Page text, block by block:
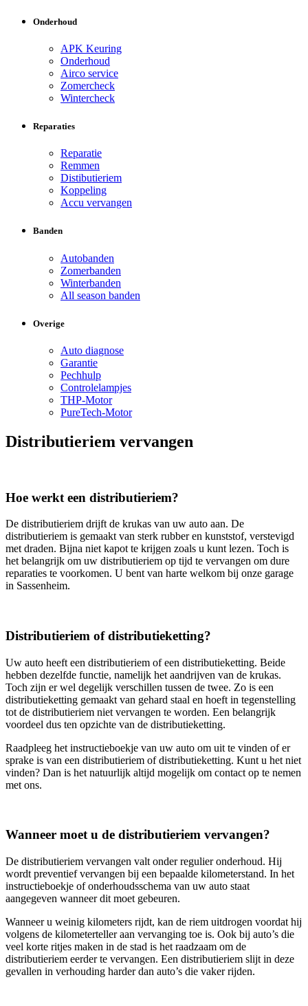
Onderhoud
APK Keuring
Onderhoud
Airco service
Zomercheck
Wintercheck
Reparaties
Reparatie
Remmen
Distibutieriem
Koppeling
Accu vervangen
Banden
Autobanden
Zomerbanden
Winterbanden
All season banden
Overige
Auto diagnose
Garantie
Pechhulp
Controlelampjes
THP-Motor
PureTech-Motor
Distributieriem vervangen
Hoe werkt een distributieriem?
De distributieriem drijft de krukas van uw auto aan. De
distributieriem is gemaakt van sterk rubber en kunststof, verstevigd
met draden. Bijna niet kapot te krijgen zoals u kunt lezen. Toch is
het belangrijk om uw distributieriem op tijd te vervangen om dure
reparaties te voorkomen. U bent van harte welkom bij onze garage
in Sassenheim.
Distributieriem of distributieketting?
Uw auto heeft een distributieriem of een distributieketting. Beide
hebben dezelfde functie, namelijk het aandrijven van de krukas.
Toch zijn er wel degelijk verschillen tussen de twee. Zo is een
distributieketting gemaakt van gehard staal en hoeft in tegenstelling
tot de distributieriem niet vervangen te worden. Een belangrijk
voordeel dus ten opzichte van de distributieketting.
Raadpleeg het instructieboekje van uw auto om uit te vinden of er
sprake is van een distributieriem of distributieketting. Kunt u het niet
vinden? Dan is het natuurlijk altijd mogelijk om contact op te nemen
met ons.
Wanneer moet u de distributieriem vervangen?
De distributieriem vervangen valt onder regulier onderhoud. Hij
wordt preventief vervangen bij een bepaalde kilometerstand. In het
instructieboekje of onderhoudsschema van uw auto staat
aangegeven wanneer dit moet gebeuren.
Wanneer u weinig kilometers rijdt, kan de riem uitdrogen voordat hij
volgens de kilometerteller aan vervanging toe is. Ook bij auto’s die
veel korte ritjes maken in de stad is het raadzaam om de
distributieriem eerder te vervangen. Een distributieriem slijt in deze
gevallen in verhouding harder dan auto’s die vaker rijden.